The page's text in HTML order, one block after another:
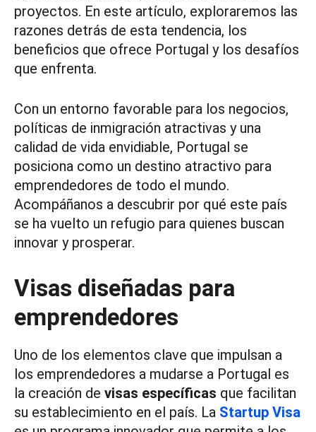
proyectos. En este artículo, exploraremos las
razones detrás de esta tendencia, los
beneficios que ofrece Portugal y los desafíos
que enfrenta.
Con un entorno favorable para los negocios,
políticas de inmigración atractivas y una
calidad de vida envidiable, Portugal se
posiciona como un destino atractivo para
emprendedores de todo el mundo.
Acompáñanos a descubrir por qué este país
se ha vuelto un refugio para quienes buscan
innovar y prosperar.
Visas diseñadas para
emprendedores
Uno de los elementos clave que impulsan a
los emprendedores a mudarse a Portugal es
la creación de visas específicas que facilitan
su establecimiento en el país. La Startup Visa